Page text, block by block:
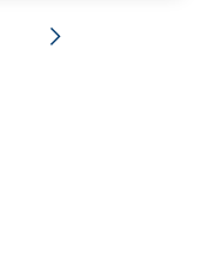
Successiva »